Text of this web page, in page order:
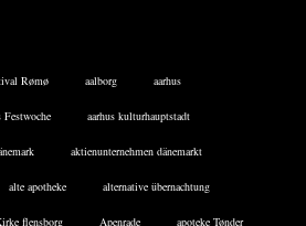
Rømø aalborg aarhus
Festwoche aarhus kulturhauptstadt
aktienunternehmen dänemarkt
alte apotheke alternative übernachtung
flensborg Apenrade apoteke Tønder